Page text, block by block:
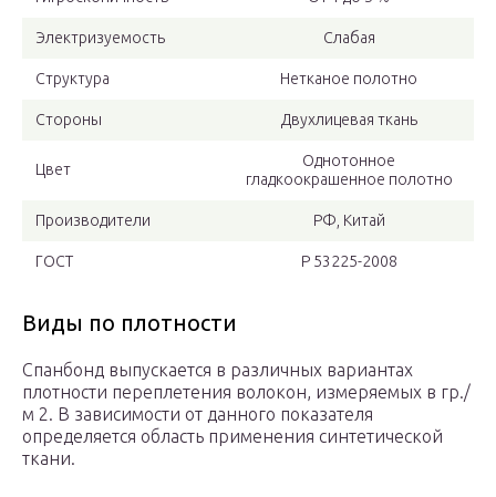
Электризуемость Слабая
Структура Нетканое полотно
Стороны Двухлицевая ткань
Цвет
Однотонное
гладкоокрашенное полотно
Производители РФ, Китай
ГОСТ Р 53225-2008
Виды по плотности
Спанбонд выпускается в различных вариантах
плотности переплетения волокон, измеряемых в гр./
м 2. В зависимости от данного показателя
определяется область применения синтетической
ткани.